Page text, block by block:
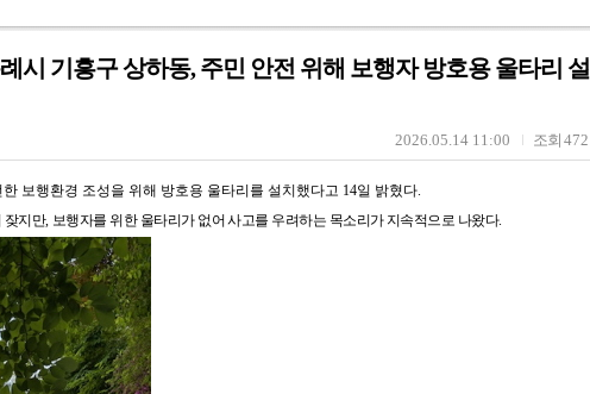
시 기흥구 상하동, 주민 안전 위해 보행자 방호용 울타리 설
조회 472
2026.05.14 11:00
보행환경 조성을 위해 방호용 울타리를 설치했다고 14일 밝혔다.
잦지만, 보행자를 위한 울타리가 없어 사고를 우려하는 목소리가 지속적으로 나왔다.